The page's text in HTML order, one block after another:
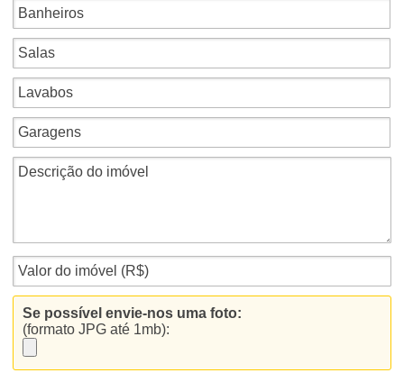
Se possível envie-nos uma foto:
(formato JPG até 1mb):